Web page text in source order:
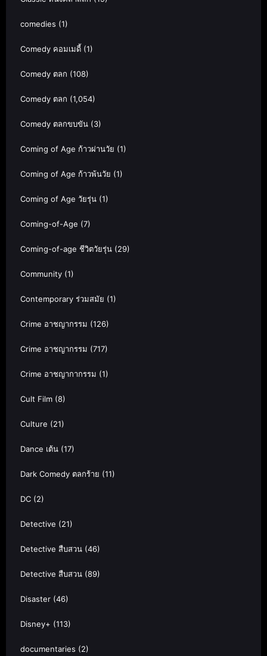
comedies (1)
Comedy คอมเมดี้ (1)
Comedy ตลก (108)
Comedy ตลก (1,054)
Comedy ตลกขบขัน (3)
Coming of Age ก้าวผ่านวัย (1)
Coming of Age ก้าวพ้นวัย (1)
Coming of Age วัยรุ่น (1)
Coming-of-Age (7)
Coming-of-age ชีวิตวัยรุ่น (29)
Community (1)
Contemporary ร่วมสมัย (1)
Crime อาชญากรรม (126)
Crime อาชญากรรม (717)
Crime อาชญากากรรม (1)
Cult Film (8)
Culture (21)
Dance เต้น (17)
Dark Comedy ตลกร้าย (11)
DC (2)
Detective (21)
Detective สืบสวน (46)
Detective สืบสวน (89)
Disaster (46)
Disney+ (113)
documentaries (2)